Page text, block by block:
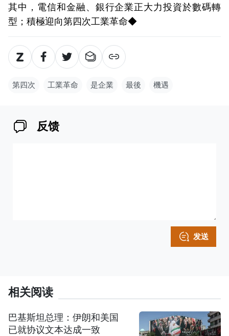
其中，電信和金融、銀行企業正大力投資於數碼轉
型；積極迎向第四次工業革命◆
第四次 工業革命 是企業 最後 機遇
反馈
发送
相关阅读
巴基斯坦总理：伊朗和美国
已就协议文本达成一致